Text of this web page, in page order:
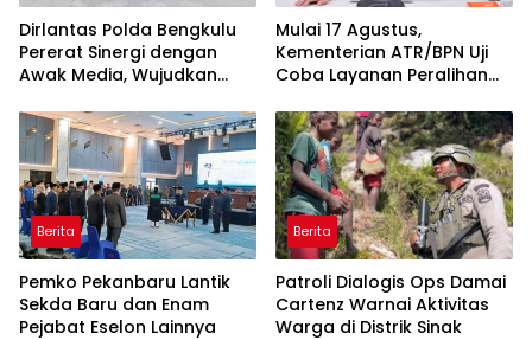
Dirlantas Polda Bengkulu
Pererat Sinergi dengan
Awak Media, Wujudkan
dan Berkualitas
Mulai 17 Agustus,
Kementerian ATR/BPN Uji
Coba Layanan Peralihan
Berita
Pemko Pekanbaru Lantik
Sekda Baru dan Enam
Pejabat Eselon Lainnya
Berita
Patroli Dialogis Ops Damai
Cartenz Warnai Aktivitas
Warga di Distrik Sinak